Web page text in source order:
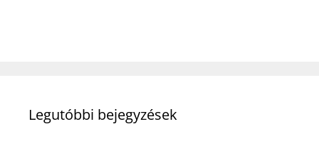
Legutóbbi bejegyzések